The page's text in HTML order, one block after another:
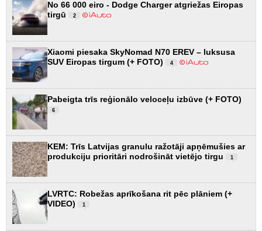
No 66 000 eiro - Dodge Charger atgriežas Eiropas
tirgū
2
Xiaomi piesaka SkyNomad N70 EREV – luksusa
SUV Eiropas tirgum (+ FOTO)
4
Pabeigta trīs reģionālo veloceļu izbūve (+ FOTO)
6
KEM: Trīs Latvijas granulu ražotāji apņēmušies ar
produkciju prioritāri nodrošināt vietējo tirgu
1
LVRTC: Robežas aprīkošana rit pēc plāniem (+
VIDEO)
1